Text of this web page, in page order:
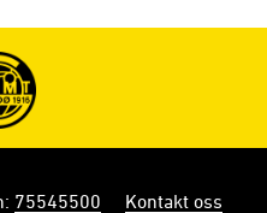
: 75545500 Kontakt oss